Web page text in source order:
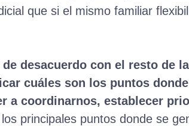
que si el mismo familiar
desacuerdo con el resto de
cuáles son los puntos
a coordinarnos, establecer
principales puntos donde se